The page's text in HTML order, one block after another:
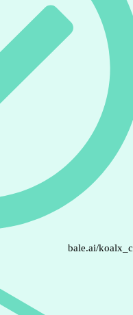
bale.ai/